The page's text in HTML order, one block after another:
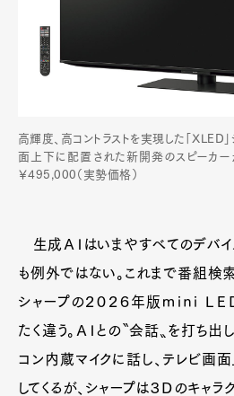
高輝度、高コントラストを実現した「XLED
面上下に配置された新開発のスピーカ
￥495,000（実勢価格）
生成ＡＩはいまやすべてのデバイ
も例外ではない。これまで番組検
シャープの２０２６年版ｍｉｎｉ Ｌ
たく違う。ＡＩとの〝会話〟を打ち
コン内蔵マイクに話し、テレビ画
してくるが、シャープは３Ｄのキャ